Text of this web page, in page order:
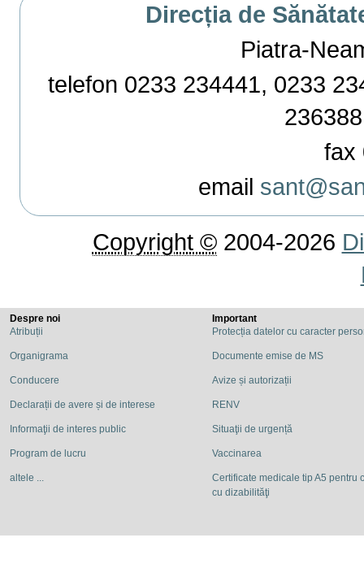
Direcția de
Piatra-
telefon 0233 234441, 0233
fax
email
Copyright ©2004-2026
Despre noi
Atribuții
Organigrama
Conducere
Declarații de avere și de interese
Informaţii de interes public
Program de lucru
altele ...
Important
Protecția datelor cu caracter
Documente emise de MS
Avize și autorizații
RENV
Situaţii de urgență
Vaccinarea
Certificate medicale tip A5 pentru
cu dizabilităţi